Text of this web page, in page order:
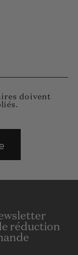
doivent
réduction